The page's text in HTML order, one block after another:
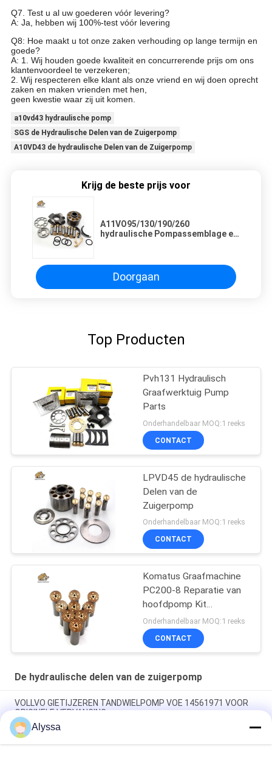
Q7. Test u al uw goederen vóór levering?
A: Ja, hebben wij 100%-test vóór levering
Q8: Hoe maakt u tot onze zaken verhouding op lange termijn en
goede?
A: 1. Wij houden goede kwaliteit en concurrerende prijs om ons
klantenvoordeel te verzekeren;
2. Wij respecteren elke klant als onze vriend en wij doen oprecht
zaken en maken vrienden met hen,
geen kwestie waar zij uit komen.
a10vd43 hydraulische pomp
SGS de Hydraulische Delen van de Zuigerpomp
A10VD43 de hydraulische Delen van de Zuigerpomp
Krijg de beste prijs voor
A11VO95/130/190/260
hydraulische Pompassemblage en
Doorgaan
Top Producten
Pvh131 Hydraulisch
Graafwerktuig Pump
Parts
Onderhandelbaar MOQ:1 reeks
CONTACT
LPVD45 de hydraulische
Delen van de
Zuigerpomp
Onderhandelbaar MOQ:1 reeks
CONTACT
Komatus Graafmachine
PC200-8 Reparatie van
hoofdpomp Kit
Hydraulische pomp
Onderdeel zuigerpomp
Onderhoud reparatie
Onderhandelbaar MOQ:1 reeks
CONTACT
De hydraulische delen van de zuigerpomp
VOLLVO GIETIJZEREN TANDWIELPOMP VOE 14561971 VOOR
ORIGINELE VERVANGING
VOLLVO GIETIJZEREN TANDWIELPOMP VOE 14537295 VOOR
ORIGINELE VERVANGING
Alyssa